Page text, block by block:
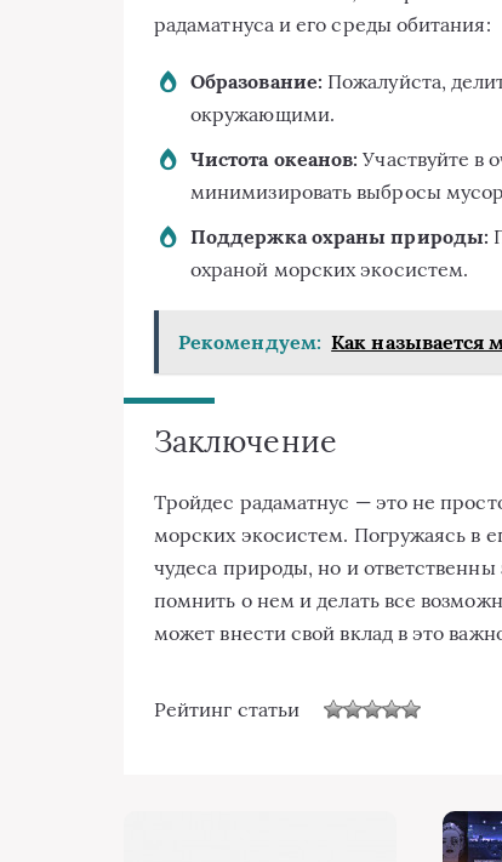
радаматнуса и его среды обитания:
Образование: Пожалуйста,
окружающими.
Чистота океанов: Участвуйте в
минимизировать выбросы
Поддержка охраны природы:
охраной морских экосистем.
Рекомендуем: Как называется
Заключение
Тройдес радаматнус — это не
морских экосистем. Погружаясь в
чудеса природы, но и ответственны
помнить о нем и делать все
может внести свой вклад в это
Рейтинг статьи